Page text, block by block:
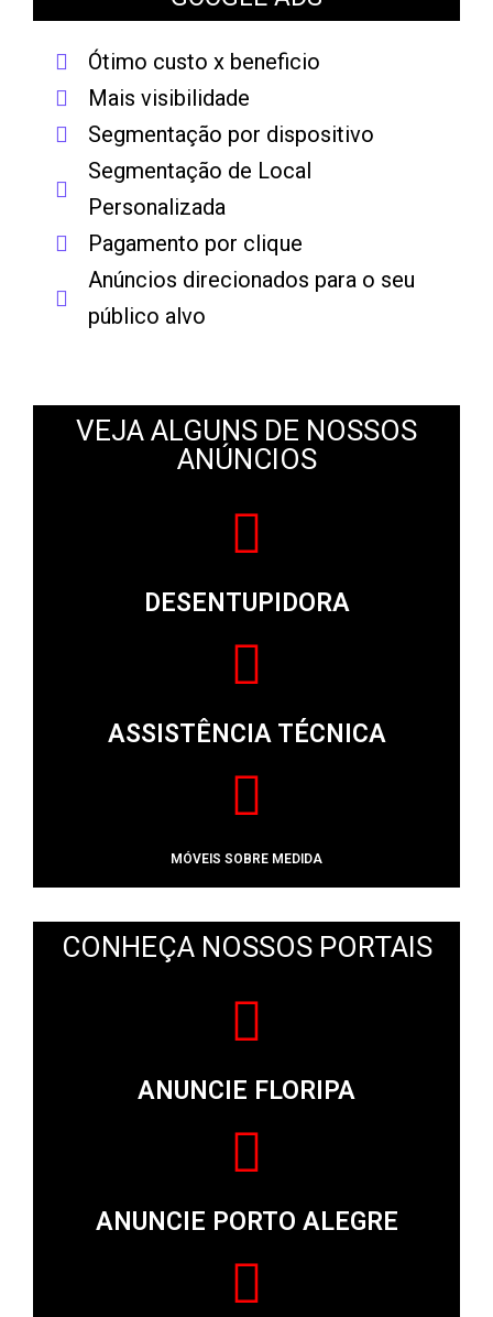
Ótimo custo x beneficio
Mais visibilidade
Segmentação por dispositivo
Segmentação de Local
Personalizada
Pagamento por clique
Anúncios direcionados para o seu
público alvo
VEJA ALGUNS DE NOSSOS
ANÚNCIOS
DESENTUPIDORA
ASSISTÊNCIA TÉCNICA
MÓVEIS SOBRE MEDIDA
CONHEÇA NOSSOS PORTAIS
ANUNCIE FLORIPA
ANUNCIE PORTO ALEGRE